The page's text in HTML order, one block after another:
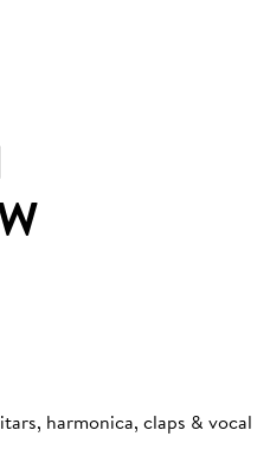
harmonica, claps & vocal